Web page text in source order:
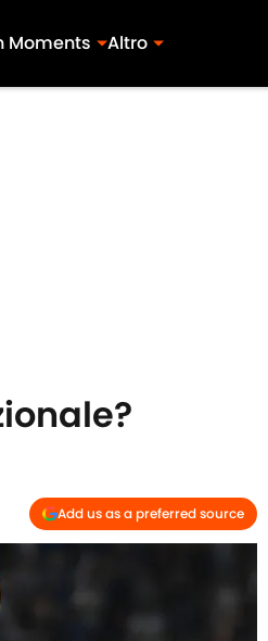
Moments Altro
Add us as a preferred source